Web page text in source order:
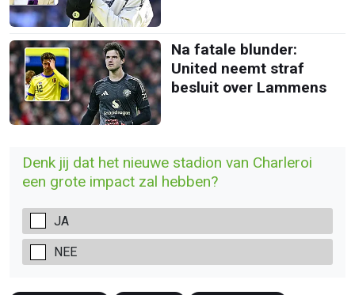
Na fatale blunder:
United neemt straf
besluit over Lammens
Denk jij dat het nieuwe stadion van Charleroi
een grote impact zal hebben?
JA
NEE